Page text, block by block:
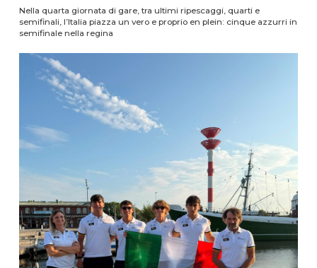
Nella quarta giornata di gare, tra ultimi ripescaggi, quarti e
semifinali, l’Italia piazza un vero e proprio en plein: cinque azzurri in
semifinale nella regina